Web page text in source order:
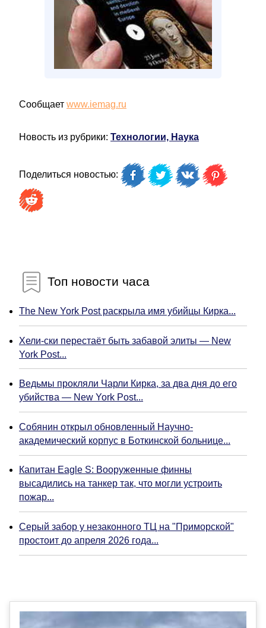
Сообщает www.iemag.ru
Новость из рубрики: Технологии, Наука
Поделиться новостью:
Топ новости часа
The New York Post раскрыла имя убийцы Кирка...
Хели-ски перестаёт быть забавой элиты — New
York Post...
Ведьмы прокляли Чарли Кирка, за два дня до его
убийства — New York Post...
Собянин открыл обновленный Научно-
академический корпус в Боткинской больнице...
Капитан Eagle S: Вооруженные финны
высадились на танкер так, что могли устроить
пожар...
Серый забор у незаконного ТЦ на "Приморской"
простоит до апреля 2026 года...